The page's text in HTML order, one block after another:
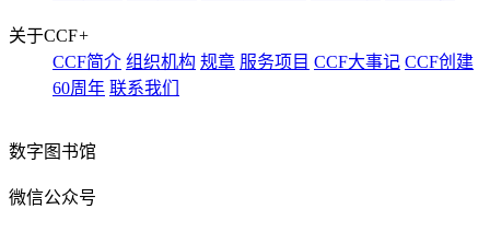
关于CCF+
CCF简介 组织机构 规章 服务项目 CCF大事记 CCF创建
60周年 联系我们
数字图书馆
微信公众号